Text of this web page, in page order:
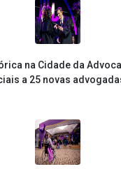
na Cidade da
a 25 novas